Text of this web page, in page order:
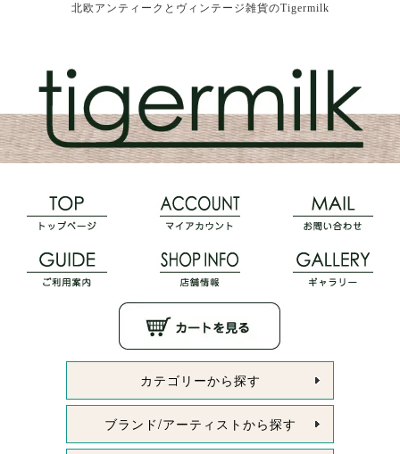
北欧アンティークとヴィンテージ雑貨のTigermilk
カテゴリーから探す
ブランド/アーティストから探す